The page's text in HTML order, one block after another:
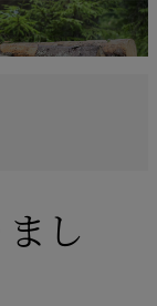
し